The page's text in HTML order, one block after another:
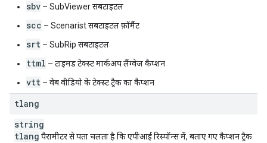
sbv – SubViewer सबटाइटल
scc – Scenarist सबटाइटल फ़ॉर्मैट
srt – SubRip सबटाइटल
ttml – टाइमड टेक्स्ट मार्कअप लैंग्वेज कैप्शन
vtt – वेब वीडियो के टेक्स्ट ट्रैक का कैप्शन
tlang
string
tlang पैरामीटर से पता चलता है कि एपीआई रिस्पॉन्स में, बताए गए कैप्शन ट्रैक